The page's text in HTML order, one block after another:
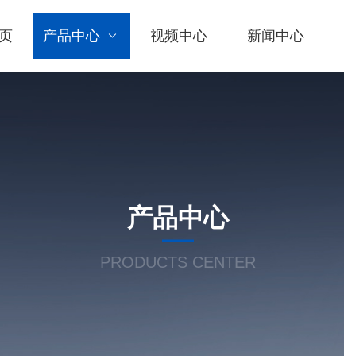
产品中心 视频中心 新闻中心
产品中心
PRODUCTS CENTER